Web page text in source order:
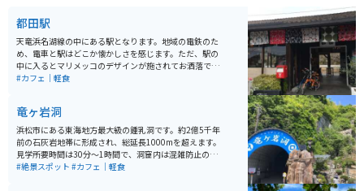
都田駅
天竜浜名湖線の中にある駅となります。地域の電鉄のた
め、電車と駅はどこか懐かしさを感じます。ただ、駅の
中に入るとマリメッコのデザインが施されてお洒落で
す。また、金曜日~日曜日は駅内で喫茶店が営業してお
見ることができるので、とてもオススメです。
#カフェ｜軽食
竜ヶ岩洞
浜松市にある東海地方最大級の鍾乳洞です。約2億5千年
前の石灰岩地帯に形成され、総延長1000mを超えます。
見学所要時間は30分〜1時間で、洞窟内は混雑防止のた
め写真撮影不可の場所もありますが、基本的には撮影出
#絶景スポット #カフェ｜軽食